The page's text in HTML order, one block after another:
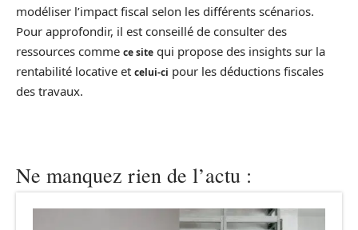
modéliser l’impact fiscal selon les différents scénarios.
Pour approfondir, il est conseillé de consulter des
ressources comme ce site qui propose des insights sur la
rentabilité locative et celui-ci pour les déductions fiscales
des travaux.
Ne manquez rien de l’actu :